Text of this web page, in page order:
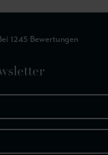
1245 Bewertungen